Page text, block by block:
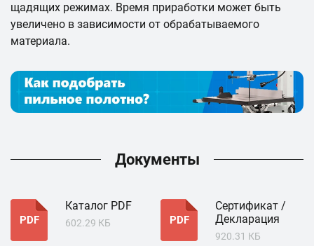
щадящих режимах. Время приработки может быть
увеличено в зависимости от обрабатываемого
материала.
Документы
PDF
Каталог PDF
602.29 КБ PDF
Сертификат /
Декларация
920.31 КБ